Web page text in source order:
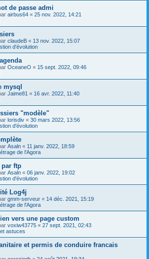
de passe admi
airbus64 « 25 nov. 2022, 14:21
claudeB « 13 nov. 2022, 15:07
d'évolution
OceaneO « 15 sept. 2022, 09:46
mysql
Jaime81 « 16 avr. 2022, 11:40
"modèle"
lorisdiv « 30 mars 2022, 13:56
d'évolution
Asaln « 11 janv. 2022, 18:59
de l'Agora
par ftp
Asaln « 06 janv. 2022, 19:02
d'évolution
Log4j
gmm-serveur « 14 déc. 2021, 15:19
de l'Agora
vers une page custom
voxiw43775 « 27 sept. 2021, 02:43
astuces
et permis de conduire francais